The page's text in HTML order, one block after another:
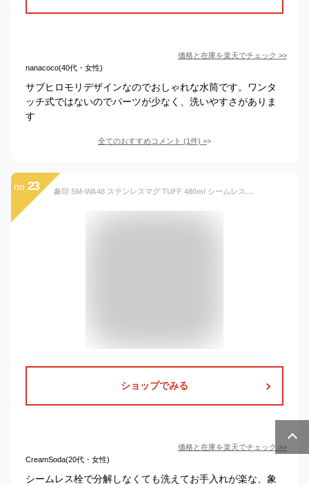
価格と在庫を楽天でチェック >>
nanacoco(40代・女性)
サブヒロモリデザインなのでおしゃれな水筒です。ワンタ
ッチ式ではないのでパーツが少なく、洗いやすさがありま
す
全てのおすすめコメント (1件) >
no. 23 象印 SM-WA48 ステンレスマグ TUFF 480ml シームレスせん ワンタッチタイプ 全8色 水筒 0.48L ZOJIRUSHI ボトル
ショップでみる
価格と在庫を楽天でチェック >>
CreamSoda(20代・女性)
シームレス栓で分解しなくても洗えてお手入れが楽な、象